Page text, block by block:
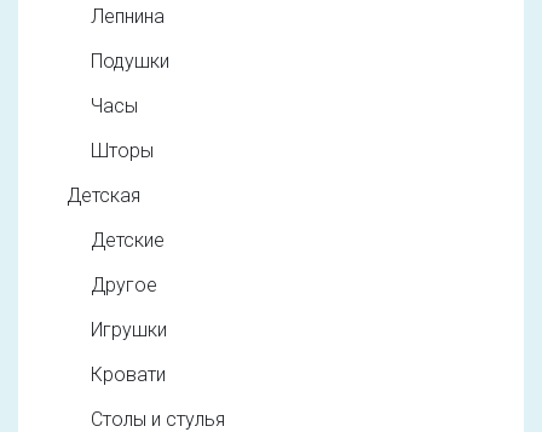
Лепнина
Подушки
Часы
Шторы
Детская
Детские
Другое
Игрушки
Кровати
Столы и стулья